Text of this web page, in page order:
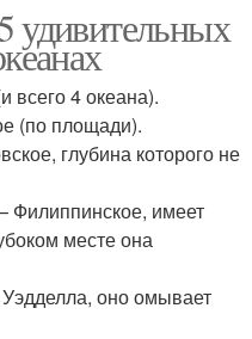
удивительных
всего 4 океана).
(по площади).
глубина которого не
Филиппинское, имеет
месте она
оно омывает